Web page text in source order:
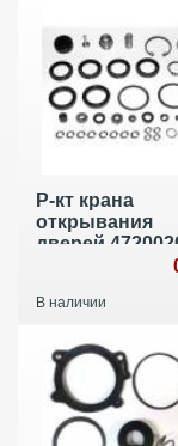
Р-кт крана
открывания
дверей
В наличии